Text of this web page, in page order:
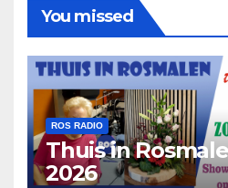
You missed
ROS RADIO
Thuis in
2026